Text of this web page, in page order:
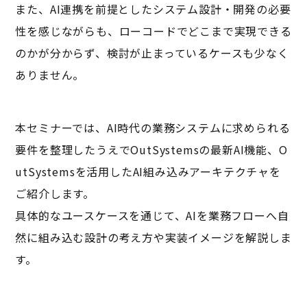
また、AI連携を前提としたシステム設計・開発の必要
性を感じながらも、ローコードでどこまで実現できる
のかが分からず、検討が止まっているケースも少なく
ありません。
本セミナーでは、AI時代の業務システムに求められる
要件を整理したうえでOutSystemsの最新AI機能、O
utSystemsを活用したAI組み込みアーキテクチャを
ご紹介します。
具体的なユースケースを通じて、AIを業務フローへ自
然に組み込む設計の考え方や実装イメージを解説しま
す。